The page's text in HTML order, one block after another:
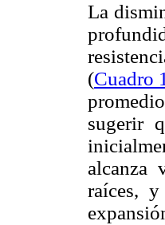
La
(Cuadro
sugerir
alcanza
raíces,